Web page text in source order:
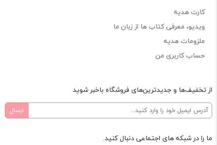
کارت هدیه
ویدیو، معرفی کتاب ها از زبان ما
ملزومات هدیه
حساب کاربری من
از تخفیف‌ها و جدیدترین‌های فروشگاه باخبر شوید
ما را در شبکه های اجتماعی دنبال کنید.